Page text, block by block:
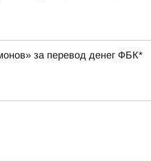
за перевод денег ФБК*